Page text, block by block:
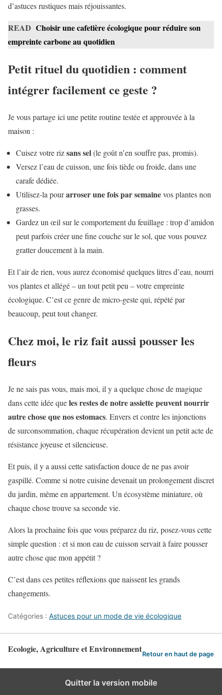
d’astuces rustiques mais réjouissantes.
READ Choisir une cafetière écologique pour réduire son
empreinte carbone au quotidien
Petit rituel du quotidien : comment
intégrer facilement ce geste ?
Je vous partage ici une petite routine testée et approuvée à la
maison :
Cuisez votre rizsans sel(le goût n’en souffre pas, promis).
Versez l’eau de cuisson, une fois tiède ou froide, dans une
carafe dédiée.
Utilisez-la pourarroser une fois par semainevos plantes non
grasses.
Gardez un œil sur le comportement du feuillage : trop d’amidon
peut parfois créer une fine couche sur le sol, que vous pouvez
gratter doucement à la main.
Et l’air de rien, vous aurez économisé quelques litres d’eau, nourri
vos plantes et allégé – un tout petit peu – votre empreinte
écologique. C’est ce genre de micro-geste qui, répété par
beaucoup, peut tout changer.
Chez moi, le riz fait aussi pousser les
fleurs
Je ne sais pas vous, mais moi, il y a quelque chose de magique
dans cette idée queles restes de notre assiette peuvent nourrir
autre chose que nos estomacs. Envers et contre les injonctions
de surconsommation, chaque récupération devient un petit acte de
résistance joyeuse et silencieuse.
Et puis, il y a aussi cette satisfaction douce de ne pas avoir
gaspillé. Comme si notre cuisine devenait un prolongement discret
du jardin, même en appartement. Un écosystème miniature, où
chaque chose trouve sa seconde vie.
Alors la prochaine fois que vous préparez du riz, posez-vous cette
simple question : et si mon eau de cuisson servait à faire pousser
autre chose que mon appétit ?
C’est dans ces petites réflexions que naissent les grands
changements.
Catégories : Astuces pour un mode de vie écologique
Ecologie, Agriculture et EnvironnementRetour en haut de page
Quitter la version mobile